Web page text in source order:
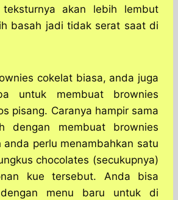
akan lebih lembut
basah jadi tidak serat saat di
cokelat biasa, anda juga
untuk membuat brownies
pisang. Caranya hampir sama
dengan membuat brownies
anda perlu menambahkan satu
chocolates (secukupnya)
kue tersebut. Anda bisa
dengan menu baru untuk di